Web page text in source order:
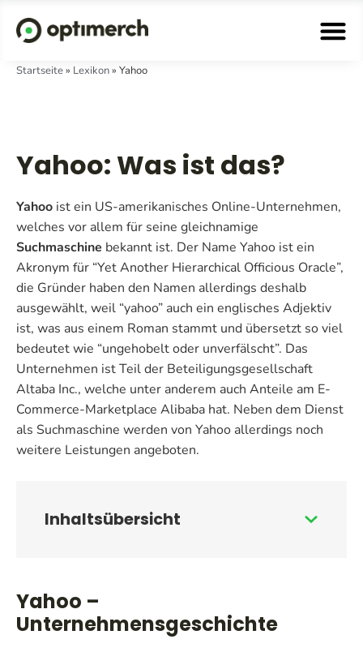
Startseite» Lexikon» Yahoo
Yahoo: Was ist das?
Yahoo ist ein US-amerikanisches Online-Unternehmen,
welches vor allem für seine gleichnamige
Suchmaschine bekannt ist. Der Name Yahoo ist ein
Akronym für “Yet Another Hierarchical Officious Oracle”,
die Gründer haben den Namen allerdings deshalb
ausgewählt, weil “yahoo” auch ein englisches Adjektiv
ist, was aus einem Roman stammt und übersetzt so viel
bedeutet wie “ungehobelt oder unverfälscht”. Das
Unternehmen ist Teil der Beteiligungsgesellschaft
Altaba Inc., welche unter anderem auch Anteile am E-
Commerce-Marketplace Alibaba hat. Neben dem Dienst
als Suchmaschine werden von Yahoo allerdings noch
weitere Leistungen angeboten.
Inhalts­übersicht
Yahoo –
Unternehmensgeschichte